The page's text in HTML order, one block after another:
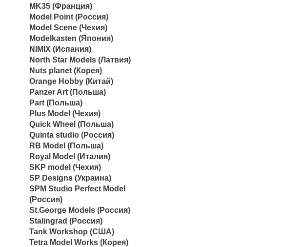
MK35 (Франция)
Model Point (Россия)
Model Scene (Чехия)
Modelkasten (Япония)
NIMIX (Испания)
North Star Models (Латвия)
Nuts planet (Корея)
Orange Hobby (Китай)
Panzer Art (Польша)
Part (Польша)
Plus Model (Чехия)
Quick Wheel (Польша)
Quinta studio (Россия)
RB Model (Польша)
Royal Model (Италия)
SKP model (Чехия)
SP Designs (Украина)
SPM Studio Perfect Model
(Россия)
St.George Models (Россия)
Stalingrad (Россия)
Tank Workshop (США)
Tetra Model Works (Корея)